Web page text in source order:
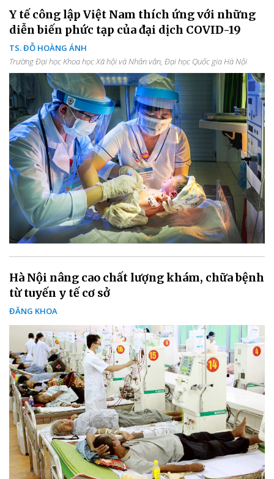
Y tế công lập Việt Nam thích ứng với những
diễn biến phức tạp của đại dịch COVID-19
TS. ĐỖ HOÀNG ÁNH
Trường Đại học Khoa học Xã hội và Nhân văn, Đại học Quốc gia Hà Nội
Hà Nội nâng cao chất lượng khám, chữa bệnh
từ tuyến y tế cơ sở
ĐĂNG KHOA